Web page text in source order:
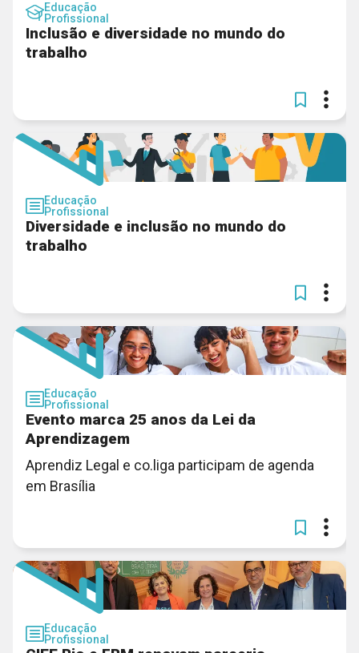
Educação
Profissional
Inclusão e diversidade no mundo do
trabalho
Educação
Profissional
Diversidade e inclusão no mundo do
trabalho
Educação
Profissional
Evento marca 25 anos da Lei da
Aprendizagem
Aprendiz Legal e co.liga participam de agenda
em Brasília
Educação
Profissional